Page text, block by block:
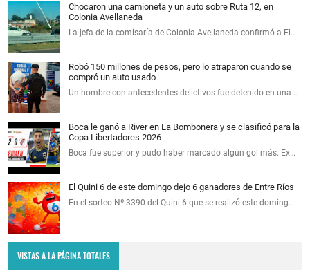
Chocaron una camioneta y un auto sobre Ruta 12, en
Colonia Avellaneda
La jefa de la comisaría de Colonia Avellaneda confirmó a El…
Robó 150 millones de pesos, pero lo atraparon cuando se
compró un auto usado
Un hombre con antecedentes delictivos fue detenido en una …
Boca le ganó a River en La Bombonera y se clasificó para la
Copa Libertadores 2026
Boca fue superior y pudo haber marcado algún gol más. Ex…
El Quini 6 de este domingo dejo 6 ganadores de Entre Ríos
En el sorteo Nº 3390 del Quini 6 que se realizó este doming…
VISTAS A LA PÁGINA TOTALES